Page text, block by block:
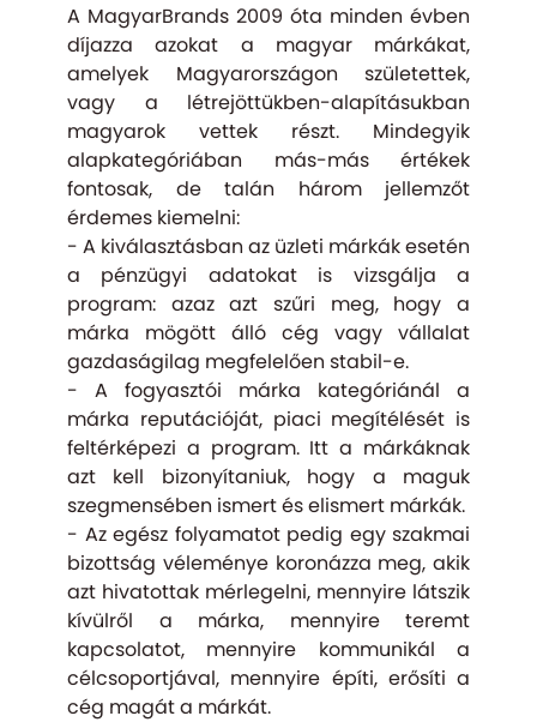
A MagyarBrands 2009 óta minden évben
díjazza azokat a magyar márkákat,
amelyek Magyarországon születettek,
vagy a létrejöttükben-alapításukban
magyarok vettek részt. Mindegyik
alapkategóriában más-más értékek
fontosak, de talán három jellemzőt
érdemes kiemelni:
- A kiválasztásban az üzleti márkák esetén
a pénzügyi adatokat is vizsgálja a
program: azaz azt szűri meg, hogy a
márka mögött álló cég vagy vállalat
gazdaságilag megfelelően stabil-e.
-
A fogyasztói márka kategóriánál a
márka reputációját, piaci megítélését is
feltérképezi a program. Itt a márkáknak
azt kell bizonyítaniuk, hogy a maguk
szegmensében ismert és elismert márkák.
- Az egész folyamatot pedig egy szakmai
bizottság véleménye koronázza meg, akik
azt hivatottak mérlegelni, mennyire látszik
kívülről a márka, mennyire teremt
kapcsolatot, mennyire kommunikál a
célcsoportjával, mennyire építi, erősíti a
cég magát a márkát.